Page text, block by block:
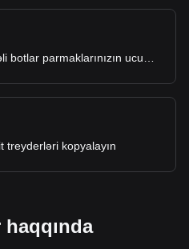
treyderləri kopyalayın